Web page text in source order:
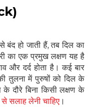
हो जाती हैं, तब दिल का
का एक प्रमुख लक्षण यह है
और दर्द होता है। कई बार
तुलना में पुरुषों को दिल के
दौरे बिना किसी लक्षण के
सलाह लेनी चाहिए ।